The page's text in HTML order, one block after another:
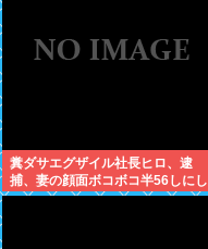
糞ダサエグザイル社長ヒロ、逮
捕、妻の顔面ボコボコ半56しにし
た。